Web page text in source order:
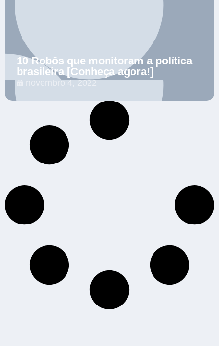
10 Robôs que monitoram a política
brasileira [Conheça agora!]
novembro 4, 2022